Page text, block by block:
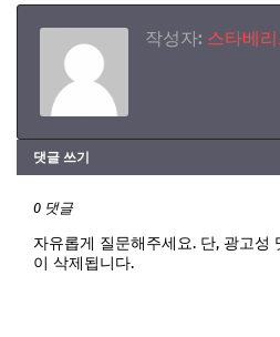
작성자: 스타베
댓글 쓰기
0 댓글
자유롭게 질문해주세요. 단, 광고성
이 삭제됩니다.